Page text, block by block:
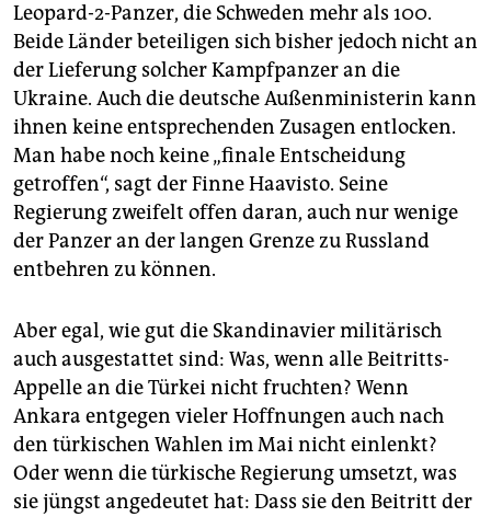
Leopard-2-Panzer, die Schweden mehr als 100.
Beide Länder beteiligen sich bisher jedoch nicht an
der Lieferung solcher Kampfpanzer an die
Ukraine. Auch die deutsche Außenministerin kann
ihnen keine entsprechenden Zusagen entlocken.
Man habe noch keine „finale Entscheidung
getroffen“, sagt der Finne Haavisto. Seine
Regierung zweifelt offen daran, auch nur wenige
der Panzer an der langen Grenze zu Russland
entbehren zu können.
Aber egal, wie gut die Skandinavier militärisch
auch ausgestattet sind: Was, wenn alle Beitritts-
Appelle an die Türkei nicht fruchten? Wenn
Ankara entgegen vieler Hoffnungen auch nach
den türkischen Wahlen im Mai nicht einlenkt?
Oder wenn die türkische Regierung umsetzt, was
sie jüngst angedeutet hat: Dass sie den Beitritt der